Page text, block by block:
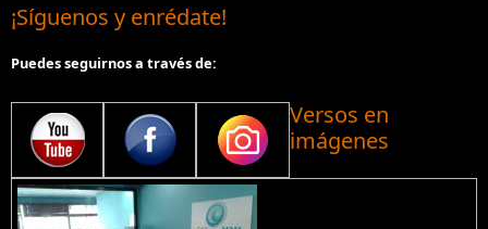
¡Síguenos y enrédate!
Puedes seguirnos a través de:
Versos en
imágenes